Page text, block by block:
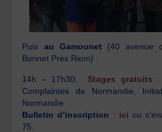
Puis au Gamounet(40 avenue
Bonnet Près Riom) :
14h – 17h30: Stages gratuits :
Complaintes de Normandie,
Normandie
Bulletin d’inscription : ici ou
75.